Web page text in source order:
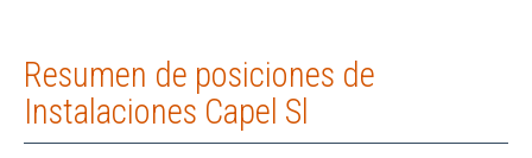
Resumen de posiciones de
Instalaciones Capel Sl